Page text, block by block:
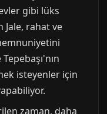
gibi lüks
Jale, rahat ve
isteyenler için
zaman, daha